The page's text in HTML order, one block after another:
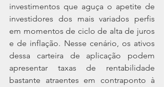
investimentos que aguça o apetite de
investidores dos mais variados perfis
em momentos de ciclo de alta de juros
e de inflação. Nesse cenário, os ativos
dessa carteira de aplicação podem
apresentar taxas de rentabilidade
bastante atraentes em contraponto à